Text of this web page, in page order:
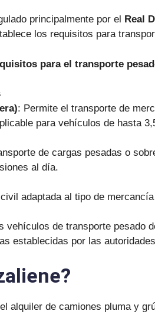
principalmente por el Real
los requisitos para
para el transporte
: Permite el transporte de
para vehículos de hasta
de cargas pesadas o
al día.
adaptada al tipo de
vehículos de transporte
establecidas por las
alquiler de camiones pluma y